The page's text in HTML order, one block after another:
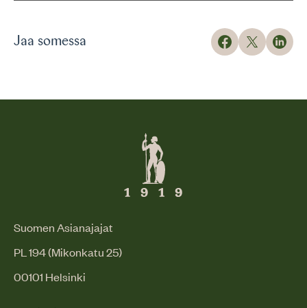
Jaa somessa
Suomen Asianajajat
PL 194 (Mikonkatu 25)
00101 Helsinki